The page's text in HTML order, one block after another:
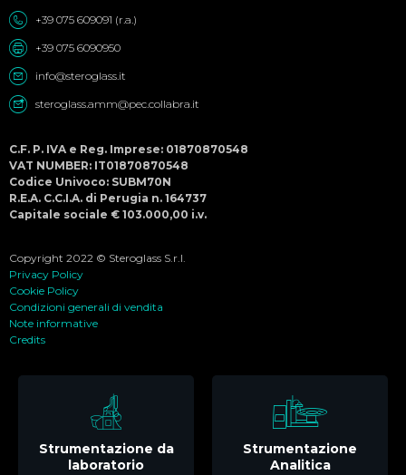
+39 075 609091 (r.a.)
+39 075 6090950
info@steroglass.it
steroglass.amm@pec.collabra.it
C.F. P. IVA e Reg. Imprese: 01870870548
VAT NUMBER: IT01870870548
Codice Univoco: SUBM70N
R.E.A. C.C.I.A. di Perugia n. 164737
Capitale sociale € 103.000,00 i.v.
Copyright 2022 © Steroglass S.r.l.
Privacy Policy
Cookie Policy
Condizioni generali di vendita
Note informative
Credits
Strumentazione da
laboratorio
Strumentazione
Analitica